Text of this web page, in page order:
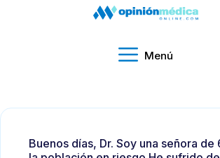
Menú
Buenos días, Dr. Soy una señora de